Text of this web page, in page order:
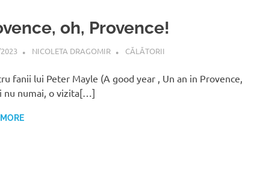
oh, Provence!
NICOLETA DRAGOMIR CĂLĂTORII
fanii lui Peter Mayle (A good year , Un an in Provence,
nu numai, o vizita[…]